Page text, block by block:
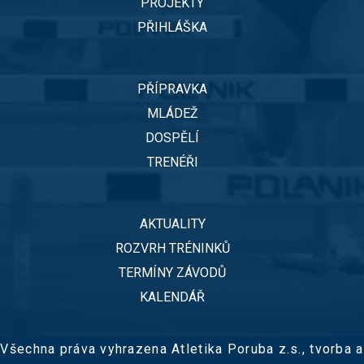
PROJEKTY
PŘIHLÁŠKA
PŘÍPRAVKA
MLÁDEŽ
DOSPĚLÍ
TRENÉŘI
AKTUALITY
ROZVRH TRÉNINKŮ
TERMÍNY ZÁVODŮ
KALENDÁŘ
Všechna práva vyhrazena Atletika Poruba z.s., tvorba a